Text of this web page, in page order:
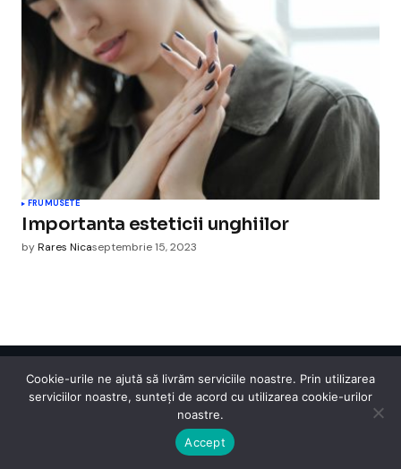
FRUMUSETE
Importanta esteticii unghiilor
byRares Nicaseptembrie 15, 2023
Cismigiu Parc
© 2024 CismigiuParc. All Rights Reserved.
ModaSarbatori
Cookie-urile ne ajută să livrăm serviciile noastre. Prin utilizarea
serviciilor noastre, sunteți de acord cu utilizarea cookie-urilor
noastre.
Accept